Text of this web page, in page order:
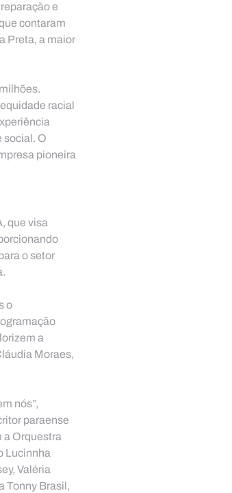
e
contaram
Preta, a maior
racial
social. O
pioneira
que visa
o setor
o
a
Moraes,
nós”,
paraense
Orquestra
Lucinnha
Valéria
Tonny Brasil,